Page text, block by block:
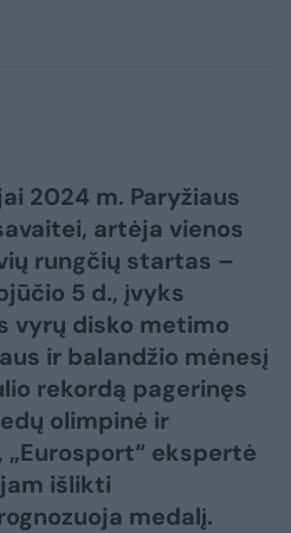
2024 m. Paryžiaus
artėja vienos
rungčių startas –
5 d., įvyks
vyrų disko metimo
ir balandžio mėnesį
rekordą pagerinęs
olimpinė ir
ekspertė
išlikti
medalį.